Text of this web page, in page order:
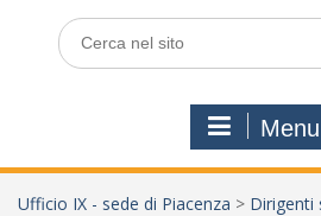
Search
for:
Menu
Ufficio IX - sede di Piacenza > Dirigenti